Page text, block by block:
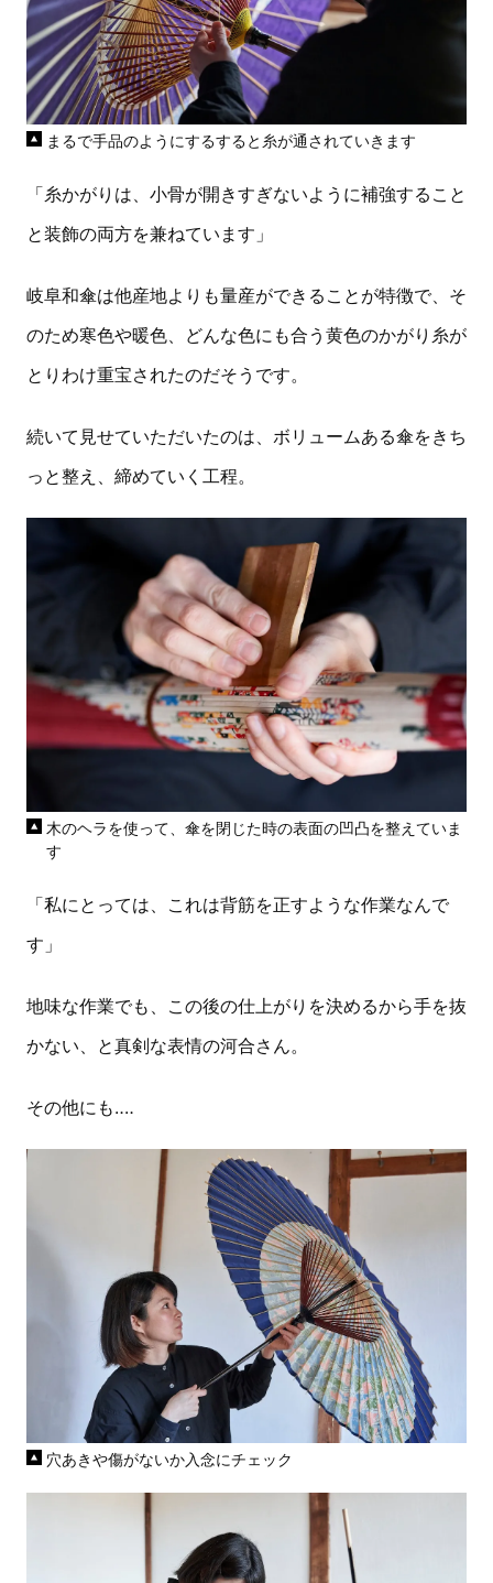
まるで手品のようにするすると糸が通されていきます
「糸かがりは、小骨が開きすぎないように補強すること
と装飾の両方を兼ねています」
岐阜和傘は他産地よりも量産ができることが特徴で、そ
のため寒色や暖色、どんな色にも合う黄色のかがり糸が
とりわけ重宝されたのだそうです。
続いて見せていただいたのは、ボリュームある傘をきち
っと整え、締めていく工程。
木のヘラを使って、傘を閉じた時の表面の凹凸を整えていま
す
「私にとっては、これは背筋を正すような作業なんで
す」
地味な作業でも、この後の仕上がりを決めるから手を抜
かない、と真剣な表情の河合さん。
その他にも‥‥
穴あきや傷がないか入念にチェック